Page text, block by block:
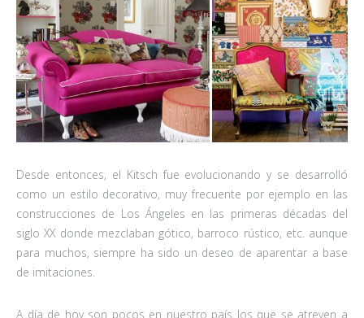
Desde entonces, el Kitsch fue evolucionando y se desarrolló
como un estilo decorativo, muy frecuente por ejemplo en las
construcciones de Los Ángeles en las primeras décadas del
siglo XX donde mezclaban gótico, barroco rústico, etc. aunque
para muchos, siempre ha sido un deseo de aparentar a base
de imitaciones.
A día de hoy son pocos en nuestro país los que se atreven a